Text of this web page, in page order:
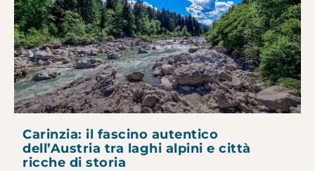
Carinzia: il fascino autentico
dell’Austria tra laghi alpini e città
ricche di storia